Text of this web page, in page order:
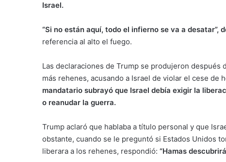
Israel.
“Si no están aquí, todo el infierno se va a desatar”,
referencia al alto el fuego.
Las declaraciones de Trump se produjeron después
más rehenes, acusando a Israel de violar el cese de
mandatario subrayó que Israel debía exigir la
o reanudar la guerra.
Trump aclaró que hablaba a título personal y que
obstante, cuando se le preguntó si Estados Unidos
liberara a los rehenes, respondió: “Hamas